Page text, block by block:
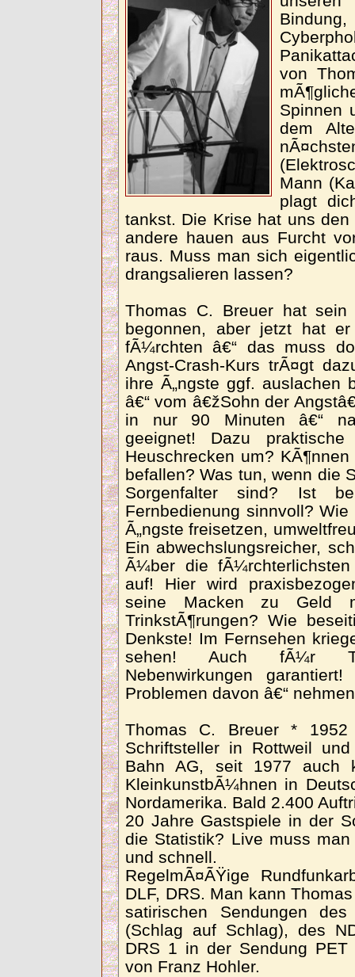
von
Spinnen
dem
Mann
plagt
tankst. Die Krise hat uns
andere hauen aus Furcht
raus. Muss man sich
drangsalieren lassen?
Thomas C. Breuer hat sein
begonnen, aber jetzt hat
fÃ¼rchten â€“ das muss
Angst-Crash-Kurs trÃ¤gt
ihre Ã„ngste ggf.
â€“ vom â€žSohn der
in nur 90 Minuten â€“
geeignet! Dazu
Heuschrecken um?
befallen? Was tun, wenn die
Sorgenfalter sind? Ist
Fernbedienung sinnvoll?
Ã„ngste freisetzen,
Ein abwechslungsreicher,
Ã¼ber die
auf! Hier wird
seine Macken zu Geld
TrinkstÃ¶rungen? Wie
Denkste! Im Fernsehen
sehen! Auch fÃ¼r
Nebenwirkungen
Problemen davon â€“
Thomas C. Breuer *
Schriftsteller in Rottweil
Bahn AG, seit 1977 auch
KleinkunstbÃ¼hnen in
Nordamerika. Bald 2.400
20 Jahre Gastspiele in der
die Statistik? Live muss
und schnell.
RegelmÃ¤ÃŸige
DLF, DRS. Man kann
satirischen Sendungen
(Schlag auf Schlag), des
DRS 1 in der Sendung
von Franz Hohler.